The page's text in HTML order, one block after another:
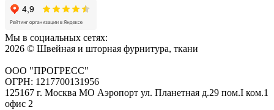
Мы в социальных сетях:
2026 © Швейная и шторная фурнитура, ткани
ООО "ПРОГРЕСС"
ОГРН: 1217700131956
125167 г. Москва МО Аэропорт ул. Планетная д.29 пом.I ком.1
офис 2